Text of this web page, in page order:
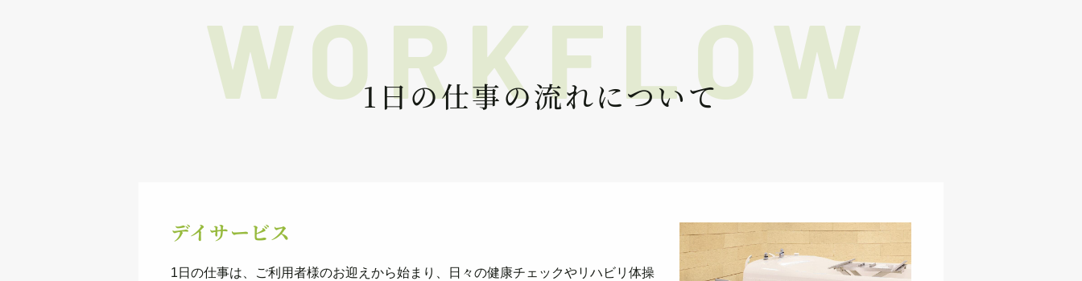
1日の仕事の流れについて
デイサービス
1日の仕事は、ご利用者様のお迎えから始まり、日々の健康チェックやリハビリ体操